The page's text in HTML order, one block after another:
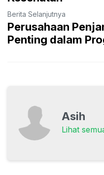
Berita Selanjutnya
Perusahaan
Penting dalam
Asih
Lihat